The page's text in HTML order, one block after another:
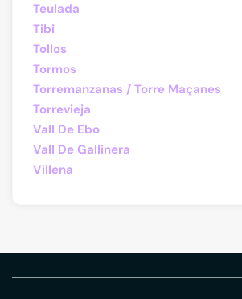
Teulada
Tibi
Tollos
Tormos
Torremanzanas / Torre Maçanes
Torrevieja
Vall De Ebo
Vall De Gallinera
Villena